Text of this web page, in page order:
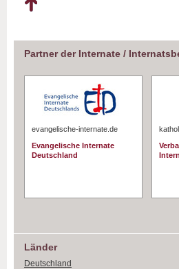
Partner der Internate /
evangelische-internate.de
Evangelische Internate
Deutschland
Länder
Deutschland